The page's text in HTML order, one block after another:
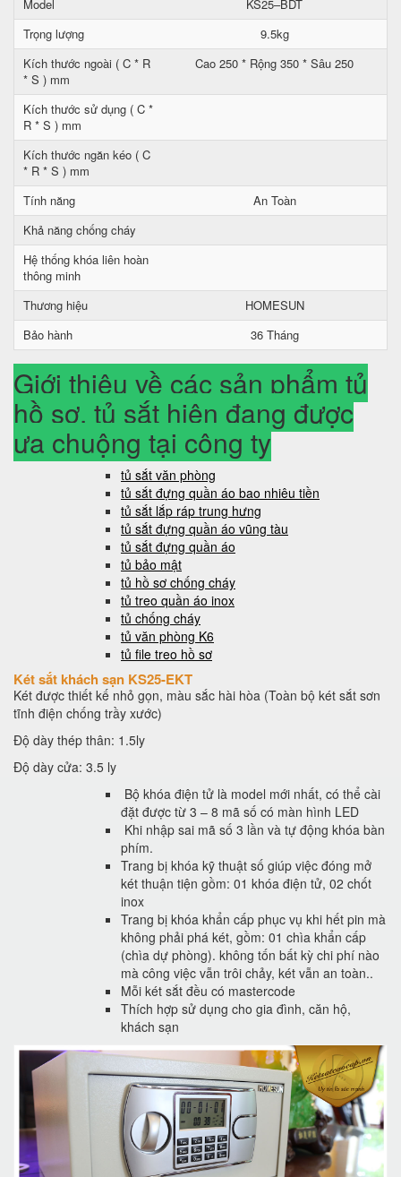
Model
KS25–BDT
Trọng lượng
9.5kg
Kích thước ngoài ( C * R
* S ) mm
Cao 250 * Rộng 350 * Sâu 250
Kích thước sử dụng ( C *
R * S ) mm
Kích thước ngăn kéo ( C
* R * S ) mm
Tính năng
An Toàn
Khả năng chống cháy
Hệ thống khóa liên hoàn
thông minh
Thương hiệu
HOMESUN
Bảo hành
36 Tháng
Giới thiệu về các sản phẩm tủ
hồ sơ, tủ sắt hiện đang được
ưa chuộng tại công ty
tủ sắt văn phòng
tủ sắt đựng quần áo bao nhiêu tiền
tủ sắt lắp ráp trung hưng
tủ sắt đựng quần áo vũng tàu
tủ sắt đựng quần áo
tủ bảo mật
tủ hồ sơ chống cháy
tủ treo quần áo inox
tủ chống cháy
tủ văn phòng K6
tủ file treo hồ sơ
Két sắt khách sạn KS25-EKT
Két được thiết kế nhỏ gọn, màu sắc hài hòa (Toàn bộ két sắt sơn
tĩnh điện chống trầy xước)
Độ dày thép thân: 1.5ly
Độ dày cửa: 3.5 ly
Bộ khóa điện tử là model mới nhất, có thể cài
đặt được từ 3 – 8 mã số có màn hình LED
Khi nhập sai mã số 3 lần và tự động khóa bàn
phím.
Trang bị khóa kỹ thuật số giúp việc đóng mở
két thuận tiện gồm: 01 khóa điện tử, 02 chốt
inox
Trang bị khóa khẩn cấp phục vụ khi hết pin mà
không phải phá két, gồm: 01 chìa khẩn cấp
(chìa dự phòng). không tốn bất kỳ chi phí nào
mà công việc vẫn trôi chảy, két vẫn an toàn..
Mỗi két sắt đều có mastercode
Thích hợp sử dụng cho gia đình, căn hộ,
khách sạn